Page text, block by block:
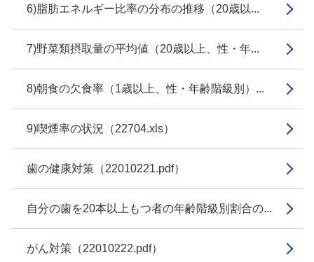
6)脂肪エネルギー比率の分布の推移（20歳以...
7)野菜類摂取量の平均値（20歳以上、性・年...
8)朝食の欠食率（1歳以上、性・年齢階級別）...
9)喫煙率の状況（22704.xls）
歯の健康対策（22010221.pdf）
自分の歯を20本以上もつ者の年齢階級別割合の...
がん対策（22010222.pdf）